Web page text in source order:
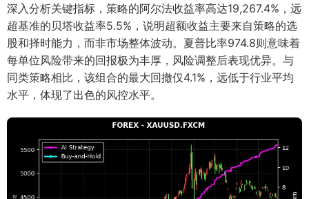
深入分析关键指标，策略的阿尔法收益率高达19,267.4%，远
超基准的贝塔收益率5.5%，说明超额收益主要来自策略的选
股和择时能力，而非市场整体波动。夏普比率974.8则意味着
每单位风险带来的回报极为丰厚，风险调整后表现优异。与
同类策略相比，该组合的最大回撤仅4.1%，远低于行业平均
水平，体现了出色的风控水平。